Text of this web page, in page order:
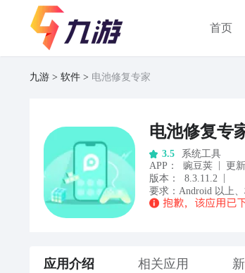
首页
九游 软件 电池修复专家
电池修复专
3.5
系统工具
APP ： 豌豆荚 | 更新
版本：
8.3.11.2
|
要求： Android 以上
应用介绍 相关应用